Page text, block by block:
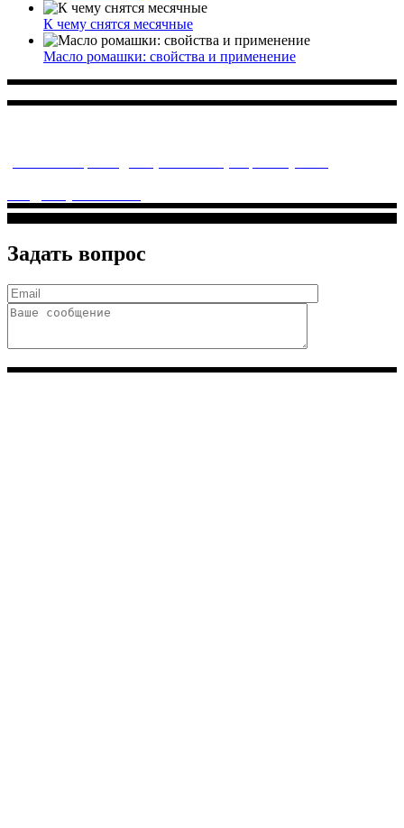
К чему снятся месячные
Масло ромашки: свойства и применение
Задать вопрос